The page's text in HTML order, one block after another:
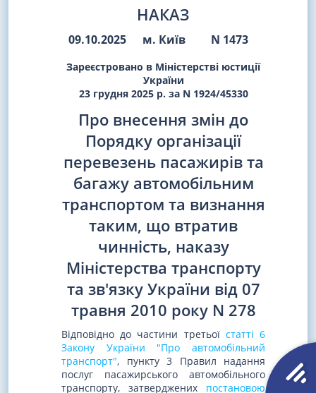
НАКАЗ
09.10.2025 м. Київ N 1473
Зареєстровано в Міністерстві юстиції
України
23 грудня 2025 р. за N 1924/45330
Про внесення змін до
Порядку організації
перевезень пасажирів та
багажу автомобільним
транспортом та визнання
таким, що втратив
чинність, наказу
Міністерства транспорту
та зв'язку України від 07
травня 2010 року N 278
Відповідно до частини третьої статті 6
Закону України "Про автомобільний
транспорт", пункту 3 Правил надання
послуг пасажирського автомобільного
транспорту, затверджених постановою